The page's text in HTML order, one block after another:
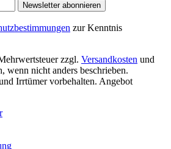
Newsletter abonnieren
zur Kenntnis
zzgl. Versandkosten und
wenn nicht anders beschrieben.
Irrtümer vorbehalten. Angebot